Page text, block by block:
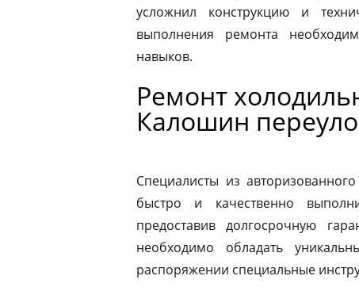
усложнил конструкцию и
выполнения ремонта
навыков.
Ремонт
Калошин
Специалисты из
быстро и качественно
предоставив долгосрочную
необходимо обладать
распоряжении специальные